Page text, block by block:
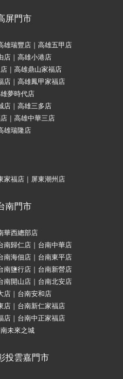
屏門市
雄瑞豐店｜高雄五甲店
店｜高雄小港店
｜高雄鼎山家福店
店｜高雄鳳甲家福店
夢時代店
店｜高雄三多店
｜高雄中華三店
雄瑞隆店
家福店｜屏東潮州店
南門市
華西總部店
南歸仁店｜台南中華店
南海佃店｜台南東平店
南鹽行店｜台南新營店
南開山店｜台南北安店
店｜台南安和店
店｜台南新仁家福店
店｜台南中正家福店
未來之城
投雲嘉門市